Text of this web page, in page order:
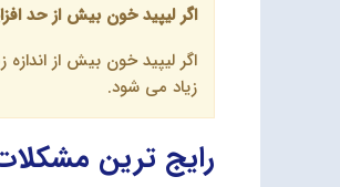
اگر لیپید خون بیش از حد
اگر لیپید خون بیش از
زیاد می شود.
رایج ترین